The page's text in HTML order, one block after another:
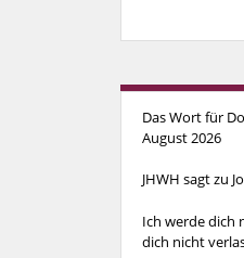
Das Wort für
August 2026
JHWH sagt zu
Ich werde dich
dich nicht